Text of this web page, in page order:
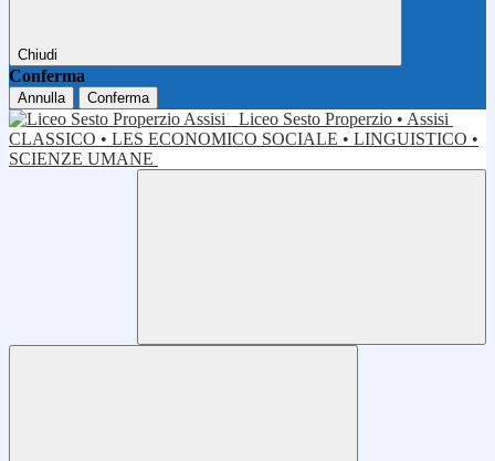
Chiudi
Conferma
Annulla Conferma
Liceo Sesto Properzio • Assisi
CLASSICO • LES ECONOMICO SOCIALE • LINGUISTICO •
SCIENZE UMANE